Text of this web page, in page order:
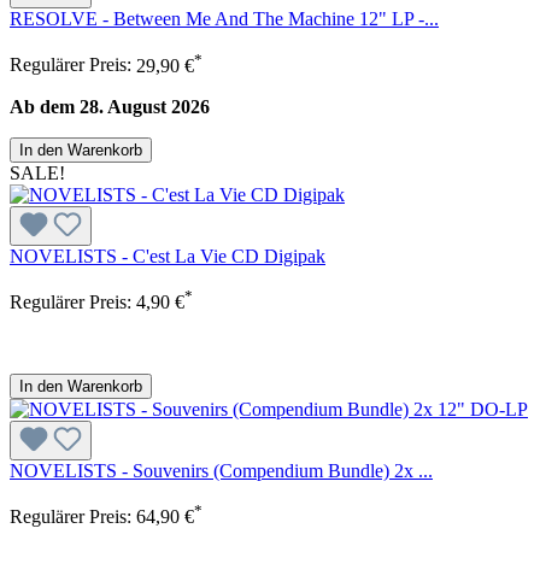
RESOLVE - Between Me And The Machine 12" LP -...
Regulärer Preis: 29,90 €*
Ab dem 28. August 2026
In den Warenkorb
SALE!
NOVELISTS - C'est La Vie CD Digipak
Regulärer Preis: 4,90 €*
In den Warenkorb
NOVELISTS - Souvenirs (Compendium Bundle) 2x ...
Regulärer Preis: 64,90 €*